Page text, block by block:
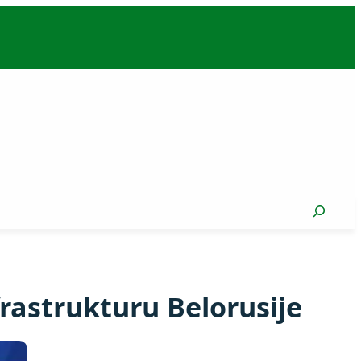
Search
Belorusije